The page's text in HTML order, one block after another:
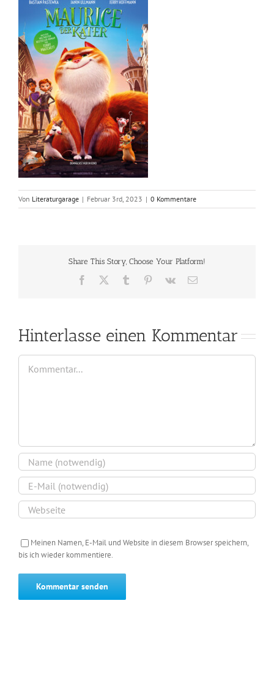
Von Literaturgarage | Februar 3rd, 2023 | 0 Kommentare
Share This Story, Choose Your Platform!
Facebook Tumblr Pinterest
Vk
E-
Hinterlasse einen Kommentar
Kommentar
Meinen Namen, E-Mail und Website in diesem Browser speichern,
bis ich wieder kommentiere.